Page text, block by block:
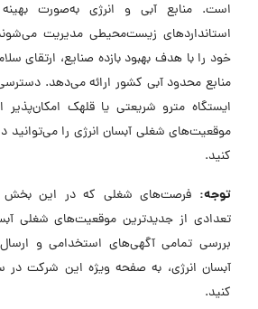
است. منابع آبی و انرژی به‌صورت بهینه
استانداردهای زیست‌محیطی مدیریت
خود را با هدف بهبود بازده صنایع، ارتقای
منابع محدود آبی کشور ارائه می‌دهد.
ایستگاه مترو شریعتی یا قلهک
موقعیت‌های شغلی آبسان انرژی را می‌توانید
کنید.
توجه: فرصت‌های شغلی که در این بخش
تعدادی از جدیدترین موقعیت‌های شغلی
بررسی تمامی آگهی‌های استخدامی و
آبسان انرژی، به صفحه ویژه این شرکت
کنید.